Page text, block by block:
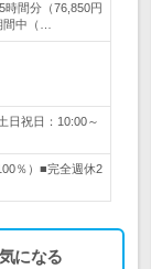
間分（76,850円
中（…
日祝日：10:00～
％）■完全週休2
気になる